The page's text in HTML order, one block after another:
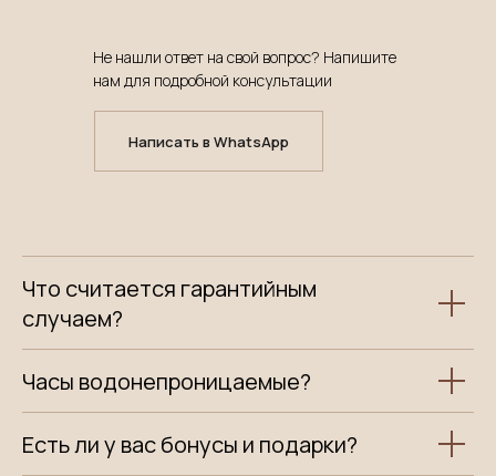
Не нашли ответ на свой вопрос? Напишите
нам для подробной консультации
Написать в WhatsApp
Что считается гарантийным
случаем?
Часы водонепроницаемые?
Есть ли у вас бонусы и подарки?